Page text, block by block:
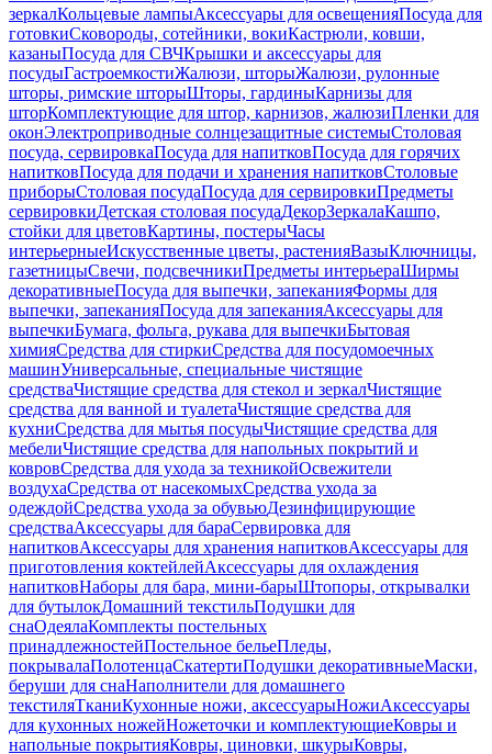
зеркалКольцевые лампыАксессуары для освещенияПосуда для
готовкиСковороды, сотейники, вокиКастрюли, ковши,
казаныПосуда для СВЧКрышки и аксессуары для
посудыГастроемкостиЖалюзи, шторыЖалюзи, рулонные
шторы, римские шторыШторы, гардиныКарнизы для
шторКомплектующие для штор, карнизов, жалюзиПленки для
оконЭлектроприводные солнцезащитные системыСтоловая
посуда, сервировкаПосуда для напитковПосуда для горячих
напитковПосуда для подачи и хранения напитковСтоловые
приборыСтоловая посудаПосуда для сервировкиПредметы
сервировкиДетская столовая посудаДекорЗеркалаКашпо,
стойки для цветовКартины, постерыЧасы
интерьерныеИскусственные цветы, растенияВазыКлючницы,
газетницыСвечи, подсвечникиПредметы интерьераШирмы
декоративныеПосуда для выпечки, запеканияФормы для
выпечки, запеканияПосуда для запеканияАксессуары для
выпечкиБумага, фольга, рукава для выпечкиБытовая
химияСредства для стиркиСредства для посудомоечных
машинУниверсальные, специальные чистящие
средстваЧистящие средства для стекол и зеркалЧистящие
средства для ванной и туалетаЧистящие средства для
кухниСредства для мытья посудыЧистящие средства для
мебелиЧистящие средства для напольных покрытий и
ковровСредства для ухода за техникойОсвежители
воздухаСредства от насекомыхСредства ухода за
одеждойСредства ухода за обувьюДезинфицирующие
средстваАксессуары для бараСервировка для
напитковАксессуары для хранения напитковАксессуары для
приготовления коктейлейАксессуары для охлаждения
напитковНаборы для бара, мини-барыШтопоры, открывалки
для бутылокДомашний текстильПодушки для
снаОдеялаКомплекты постельных
принадлежностейПостельное бельеПледы,
покрывалаПолотенцаСкатертиПодушки декоративныеМаски,
беруши для снаНаполнители для домашнего
текстиляТканиКухонные ножи, аксессуарыНожиАксессуары
для кухонных ножейНожеточки и комплектующиеКовры и
напольные покрытияКовры, циновки, шкурыКовры,